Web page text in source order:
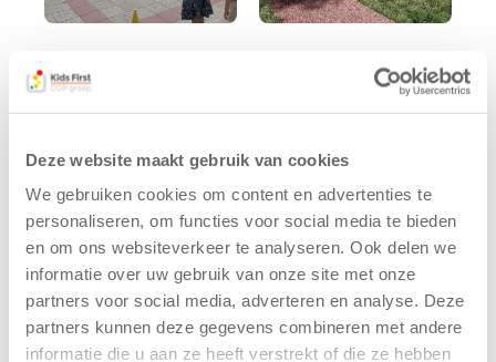
Deze website maakt gebruik van cookies
We gebruiken cookies om content en advertenties te
personaliseren, om functies voor social media te bieden
en om ons websiteverkeer te analyseren. Ook delen we
informatie over uw gebruik van onze site met onze
partners voor social media, adverteren en analyse. Deze
partners kunnen deze gegevens combineren met andere
informatie die u aan ze heeft verstrekt of die ze hebben
Kinderen BSO
De
Westerburcht
voor Kids First
Mini 4 Mijl
7 augustus 2026
Eelde, 6 augustus
2026 – Kinderen
van BSO De
Westerburcht in
koopcontract
kindcentrum in
wijk Wiarda in
Leeuwarden
11 juni 2026
Leeuwarden –
Kids First
Kinderopvang